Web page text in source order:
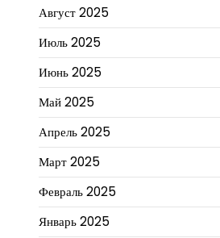
Август 2025
Июль 2025
Июнь 2025
Май 2025
Апрель 2025
Март 2025
Февраль 2025
Январь 2025